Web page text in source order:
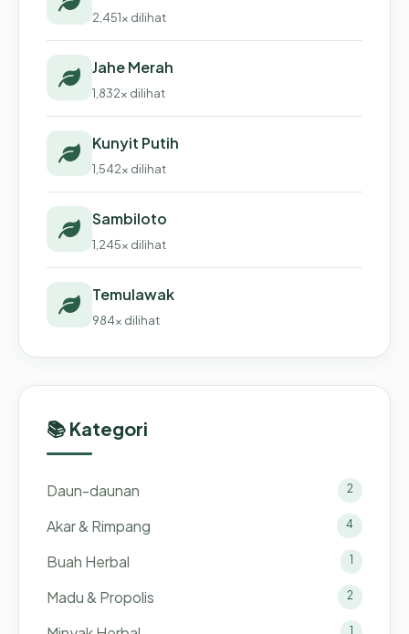
2,451x dilihat
Jahe Merah
1,832x dilihat
Kunyit Putih
1,542x dilihat
Sambiloto
1,245x dilihat
Temulawak
984x dilihat
📚 Kategori
Daun-daunan 2
Akar & Rimpang 4
Buah Herbal 1
Madu & Propolis 2
1